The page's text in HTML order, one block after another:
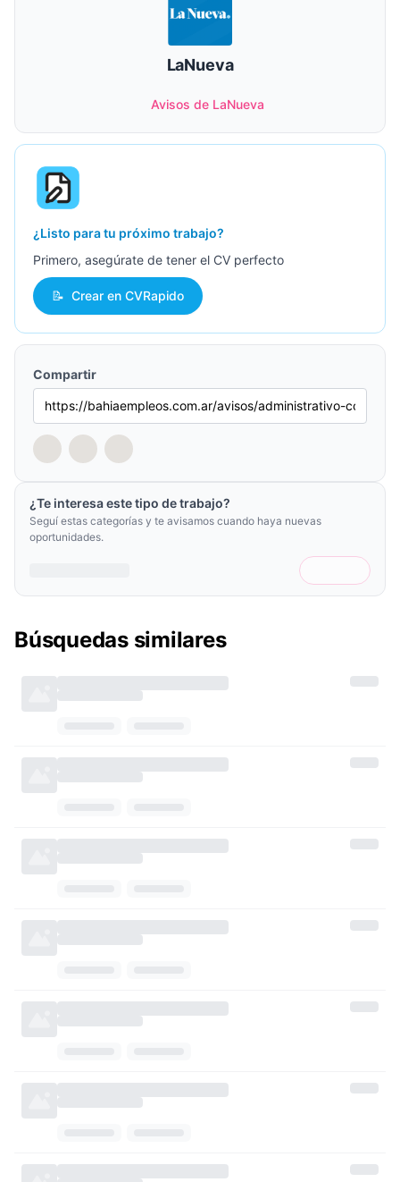
LaNueva
Avisos de LaNueva
¿Listo para tu próximo trabajo?
Primero, asegúrate de tener el CV perfecto
📝 Crear en CVRapido
Compartir
¿Te interesa este tipo de trabajo?
Seguí estas categorías y te avisamos cuando haya nuevas
oportunidades.
Búsquedas similares